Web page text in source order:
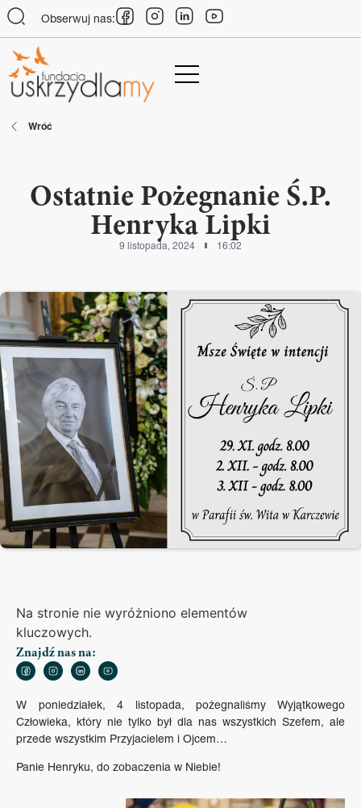
Obserwuj nas:
Wróć
Ostatnie Pożegnanie Ś.P.
Henryka Lipki
9 listopada, 2024 16:02
Na stronie nie wyróżniono elementów
kluczowych.
Znajdź nas na:
W poniedziałek, 4 listopada, pożegnaliśmy Wyjątkowego
Człowieka, który nie tylko był dla nas wszystkich Szefem, ale
przede wszystkim Przyjacielem i Ojcem…
Panie Henryku, do zobaczenia w Niebie!